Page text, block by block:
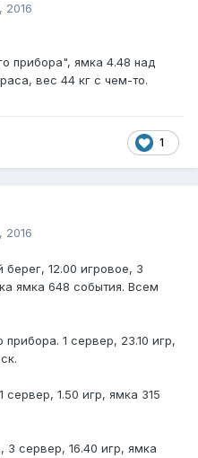
2016
прибора", ямка 4.48 над
вес 44 кг с чем-то.
1
2016
12.00 игровое, 3
ямка 648 события. Всем
1 сервер, 23.10 игр,
1.50 игр, ямка 315
3 сервер, 16.40 игр, ямка